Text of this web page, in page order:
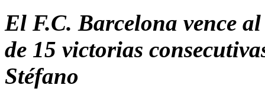
El F.C. Barcelona vence
de 15 victorias
Stéfano